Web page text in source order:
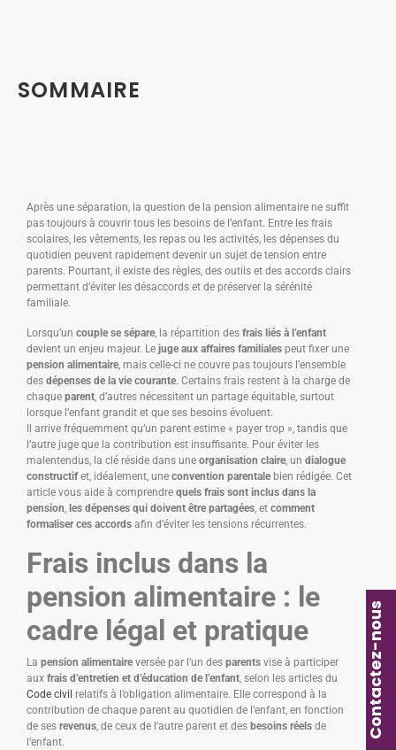
Contactez-nous
SOMMAIRE
Après une séparation, la question de la pension alimentaire ne suffit
pas toujours à couvrir tous les besoins de l’enfant. Entre les frais
scolaires, les vêtements, les repas ou les activités, les dépenses du
quotidien peuvent rapidement devenir un sujet de tension entre
parents. Pourtant, il existe des règles, des outils et des accords clairs
permettant d’éviter les désaccords et de préserver la sérénité
familiale.
Lorsqu’un couple se sépare, la répartition des frais liés à l’enfant
devient un enjeu majeur. Le juge aux affaires familiales peut fixer une
pension alimentaire, mais celle-ci ne couvre pas toujours l’ensemble
des dépenses de la vie courante. Certains frais restent à la charge de
chaque parent, d’autres nécessitent un partage équitable, surtout
lorsque l’enfant grandit et que ses besoins évoluent.
Il arrive fréquemment qu’un parent estime « payer trop », tandis que
l’autre juge que la contribution est insuffisante. Pour éviter les
malentendus, la clé réside dans une organisation claire, un dialogue
constructifet, idéalement, une convention parentale bien rédigée. Cet
article vous aide à comprendre quels frais sont inclus dans la
pension, les dépenses qui doivent être partagées, et comment
formaliser ces accords afin d’éviter les tensions récurrentes.
Frais inclus dans la
pension alimentaire : le
cadre légal et pratique
La pension alimentaire versée par l’un des parents vise à participer
aux frais d’entretien et d’éducation de l’enfant, selon les articles du
Code civil relatifs à l’obligation alimentaire. Elle correspond à la
contribution de chaque parent au quotidien de l’enfant, en fonction
de ses revenus, de ceux de l’autre parent et des besoins réels de
l’enfant.